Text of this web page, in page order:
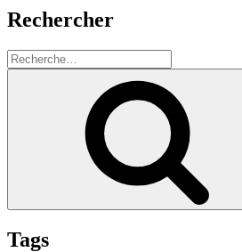
Rechercher
Recherche
pour
Tags